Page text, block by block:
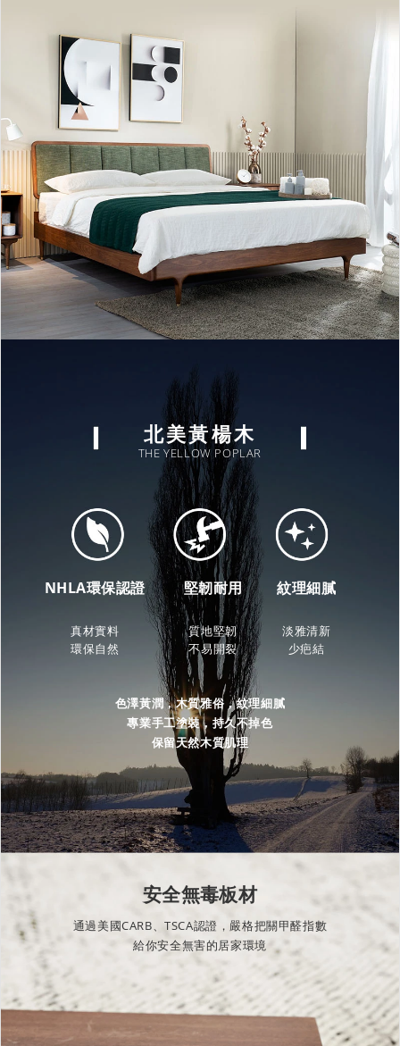
北美黃楊木
THE YELLOW POPLAR
NHLA環保認證 堅韌耐用 紋理細膩
真材實料
環保自然
質地堅韌
不易開裂
淡雅清新
少疤結
色澤黃潤，木質雅俗，紋理細膩
專業手工塗裝，持久不掉色
保留天然木質肌理
安全無毒板材
通過美國CARB、TSCA認證，嚴格把關甲醛指數
給你安全無害的居家環境